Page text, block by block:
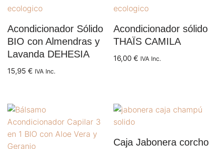
Acondicionador Sólido
BIO con Almendras y
Lavanda DEHESIA
15,95 € IVA Inc.
Acondicionador sólido
THAÏS CAMILA
16,00€ IVA Inc.
Caja Jabonera corcho